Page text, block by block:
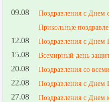
09.08
Поздравления с Днем
Прикольные
12.08 Поздравления с Днем
15.08 Всемирный день
20.08 Поздравления со
22.08 Поздравления с Днем
27.08 Поздравления с Днем